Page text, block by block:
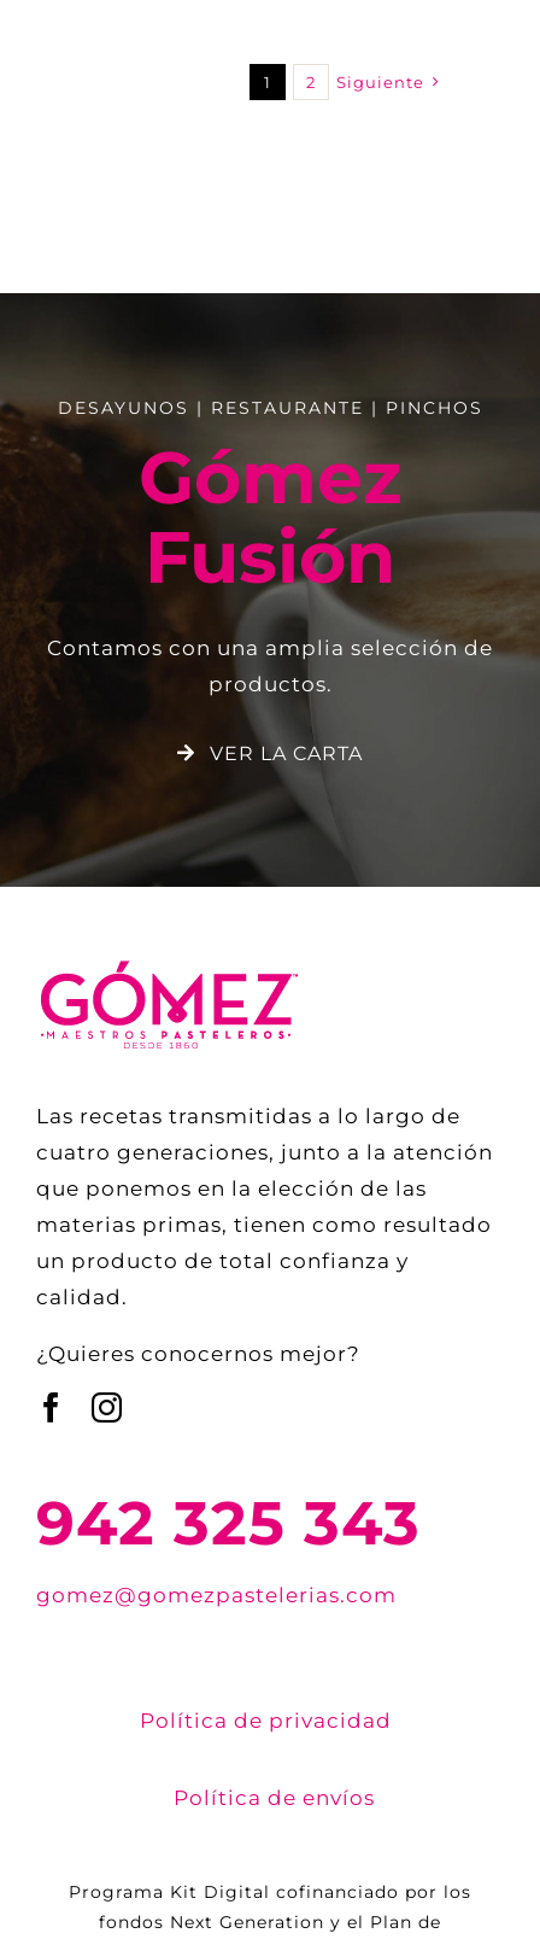
1 2 Siguiente
DESAYUNOS | RESTAURANTE | PINCHOS
Gómez
Fusión
Contamos con una amplia selección de
productos.
VER LA CARTA
Las recetas transmitidas a lo largo de
cuatro generaciones, junto a la atención
que ponemos en la elección de las
materias primas, tienen como resultado
un producto de total confianza y
calidad.
¿Quieres conocernos mejor?
942 325 343
gomez@gomezpastelerias.com
Política de privacidad
Política de envíos
Programa Kit Digital cofinanciado por los
fondos Next Generation y el Plan de